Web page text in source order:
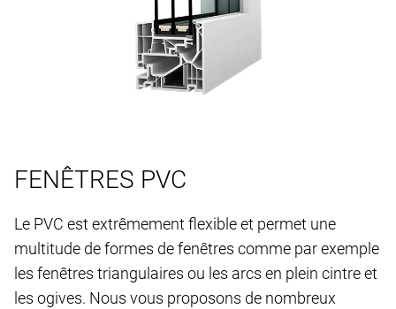
FENÊTRES PVC
Le PVC est extrêmement flexible et permet une
multitude de formes de fenêtres comme par exemple
les fenêtres triangulaires ou les arcs en plein cintre et
les ogives. Nous vous proposons de nombreux